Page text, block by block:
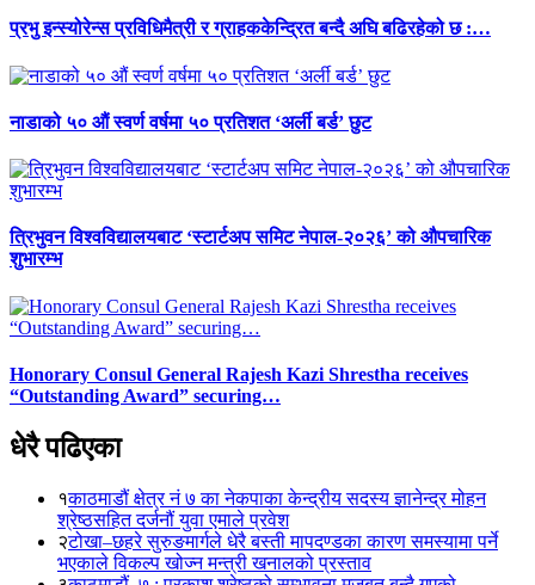
प्रभु इन्स्योरेन्स प्रविधिमैत्री र ग्राहककेन्द्रित बन्दै अघि बढिरहेको छ :…
नाडाको ५० औं स्वर्ण वर्षमा ५० प्रतिशत ‘अर्ली बर्ड’ छुट
त्रिभुवन विश्वविद्यालयबाट ‘स्टार्टअप समिट नेपाल-२०२६’ को औपचारिक
शुभारम्भ
Honorary Consul General Rajesh Kazi Shrestha receives
“Outstanding Award” securing…
धेरै पढिएका
१काठमाडौं क्षेत्र नं ७ का नेकपाका केन्द्रीय सदस्य ज्ञानेन्द्र मोहन
श्रेष्ठसहित दर्जनौं युवा एमाले प्रवेश
२टोखा–छहरे सुरुङमार्गले धेरै बस्ती मापदण्डका कारण समस्यामा पर्ने
भएकाले विकल्प खोज्न मन्त्री खनालको प्रस्ताव